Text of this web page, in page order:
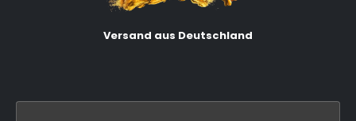
Versand aus Deutschland